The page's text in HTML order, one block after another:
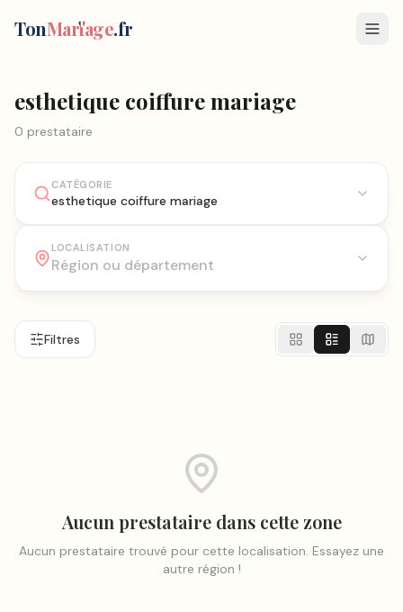
TonMariage.fr
esthetique coiffure mariage
0 prestataire
CATÉGORIE
esthetique coiffure mariage
LOCALISATION
Filtres
Aucun prestataire dans cette zone
Aucun prestataire trouvé pour cette localisation. Essayez une
autre région !